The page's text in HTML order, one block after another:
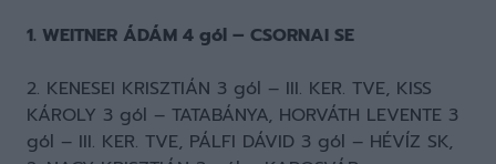
1. WEITNER ÁDÁM 4 gól – CSORNAI SE
2. KENESEI KRISZTIÁN 3 gól – III. KER. TVE, KISS
KÁROLY 3 gól – TATABÁNYA, HORVÁTH LEVENTE 3
gól – III. KER. TVE, PÁLFI DÁVID 3 gól – HÉVÍZ SK,